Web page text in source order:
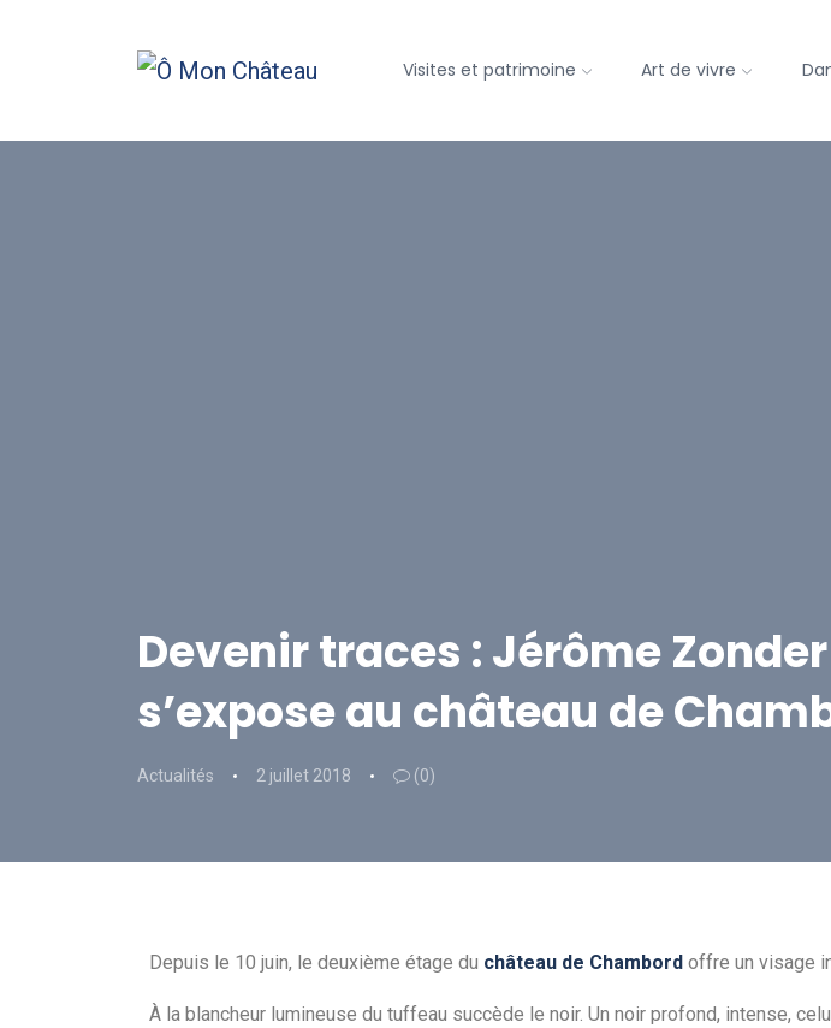
Visites et patrimoine Art de vivre
Devenir traces : Jérôme Zonder
s’expose au château de
Actualités 2 juillet 2018 (0)
Depuis le 10 juin, le deuxième étage du château de Chambord offre un visage
À la blancheur lumineuse du tuffeau succède le noir. Un noir profond, intense,